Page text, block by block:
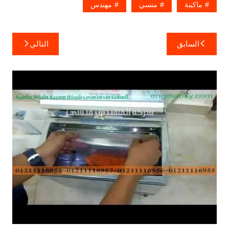
ماكينة منسي مهندس
تصفّح
المقالات
السابق التالي